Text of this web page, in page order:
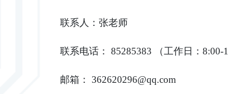
联系人：张老师
联系电话： 85285383 （工作日： 8:00-
邮箱： 362620296@qq.com